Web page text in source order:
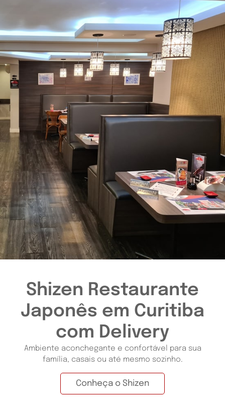
Shizen Restaurante
Japonês em Curitiba
com Delivery
Ambiente aconchegante e confortável para sua
família, casais ou até mesmo sozinho.
Conheça o Shizen